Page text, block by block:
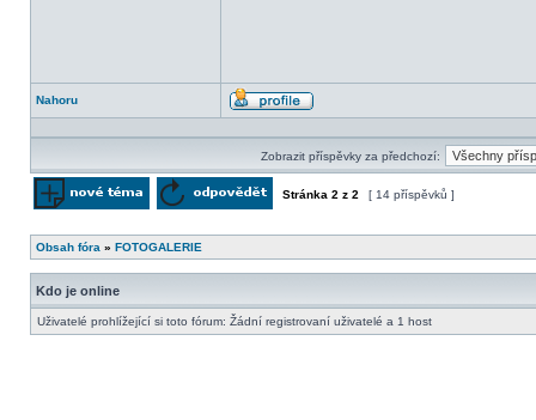
Nahoru
Profil
Zobrazit příspěvky za předchozí:
Stránka 2 z 2 [ 14 příspěvků ]
Obsah fóra » FOTOGALERIE
Kdo je online
Uživatelé prohlížející si toto fórum: Žádní registrovaní uživatelé a 1 host